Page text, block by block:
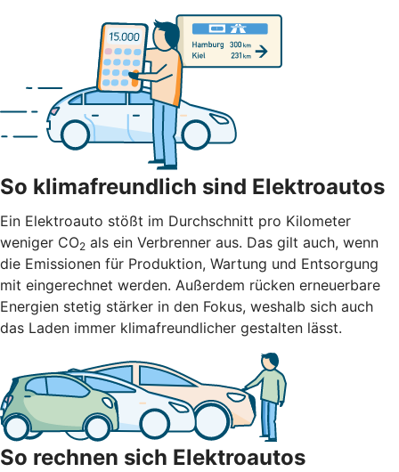
So klimafreundlich sind Elektroautos
Ein Elektroauto stößt im Durchschnitt pro Kilometer
weniger CO2 als ein Verbrenner aus. Das gilt auch, wenn
die Emissionen für Produktion, Wartung und Entsorgung
mit eingerechnet werden. Außerdem rücken erneuerbare
Energien stetig stärker in den Fokus, weshalb sich auch
das Laden immer klimafreundlicher gestalten lässt.
So rechnen sich Elektroautos